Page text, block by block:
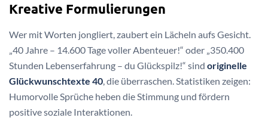
Kreative Formulierungen
Wer mit Worten jongliert, zaubert ein Lächeln aufs Gesicht.
„40 Jahre – 14.600 Tage voller Abenteuer!“ oder „350.400
Stunden Lebenserfahrung – du Glückspilz!“ sind originelle
Glückwunschtexte 40, die überraschen. Statistiken zeigen:
Humorvolle Sprüche heben die Stimmung und fördern
positive soziale Interaktionen.